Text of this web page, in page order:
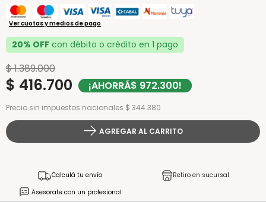
Ver cuotas y medios de pago
20% OFF con débito o crédito en 1 pago
$1.389.000
$ 416.700 ¡AHORRÁ$ 972.300!
Precio sin impuestos nacionales $ 344.380
AGREGAR AL CARRITO
Calculá tu envío
Retiro en sucursal
Asesorate con un profesional